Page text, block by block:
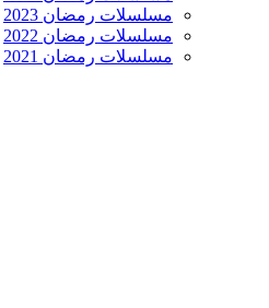
مسلسلات رمضان 2023
مسلسلات رمضان 2022
مسلسلات رمضان 2021